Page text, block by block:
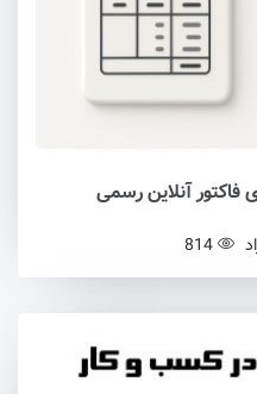
فاکتور آنلاین رسمی